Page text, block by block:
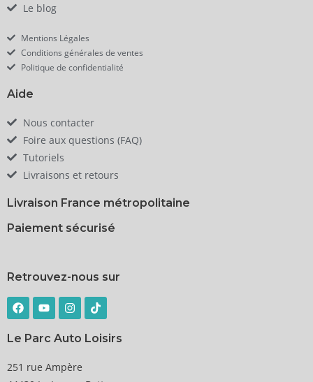
Le blog
Mentions Légales
Conditions générales de ventes
Politique de confidentialité
Aide
Nous contacter
Foire aux questions (FAQ)
Tutoriels
Livraisons et retours
Livraison France métropolitaine
Paiement sécurisé
Retrouvez-nous sur
Le Parc Auto Loisirs
251 rue Ampère